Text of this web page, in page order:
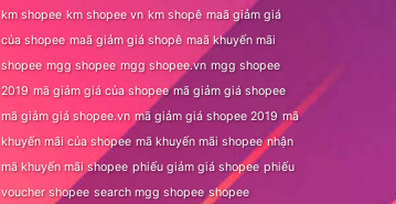
km shopee km shopee vn km shopê maã giảm giá
của shopee maã giảm giá shopê maã khuyến mãi
shopee mgg shopee mgg shopee.vn mgg shopee
2019 mã giảm giá của shopee mã giảm giá shopee
mã giảm giá shopee.vn mã giảm giá shopee 2019 mã
khuyến mãi của shopee mã khuyến mãi shopee nhận
mã khuyến mãi shopee phiếu giảm giá shopee phiếu
voucher shopee search mgg shopee shopee